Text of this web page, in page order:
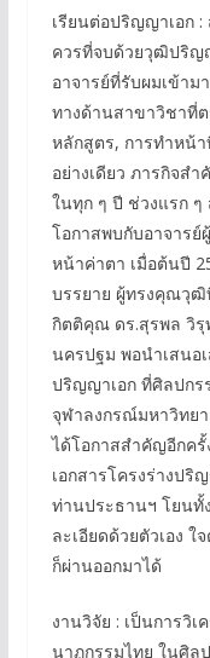
เรียนต่อปริญญาเอก :
ควรที่จบด้วยวุฒิปริญ
อาจารย์ที่รับผมเข้าม
ทางด้านสาขาวิชาที่ต
หลักสูตร, การทำหน้
อย่างเดียว ภารกิจส
ในทุก ๆ ปี ช่วงแรก
โอกาสพบกับอาจาร
หน้าค่าตา เมื่อต้นปี
บรรยาย ผู้ทรงคุณวุ
กิตติคุณ ดร.สุรพล วิรุ
นครปฐม พอนำเสนอ
ปริญญาเอก ที่ศิลปกร
จุฬาลงกรณ์มหาวิทย
ได้โอกาสสำคัญอีกค
เอกสารโครงร่างปริ
ท่านประธานฯ โยนทั้
ละเอียดด้วยตัวเอง
ก็ผ่านออกมาได้
งานวิจัย : เป็นการวิ
นาฏกรรมไทย ในศิล